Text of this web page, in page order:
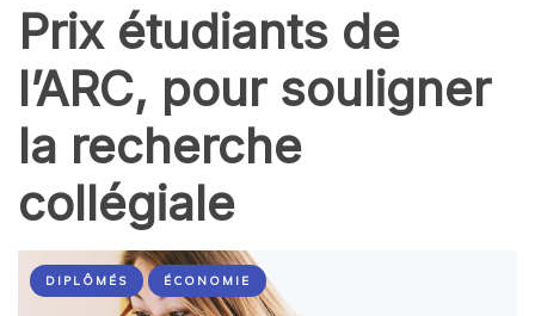
Prix étudiants de
l’ARC, pour souligner
la recherche
collégiale
DIPLÔMÉS ÉCONOMIE